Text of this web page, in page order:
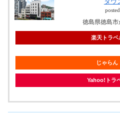
徳島県徳島
楽天トラベ
じゃらん
Yahoo!トラ